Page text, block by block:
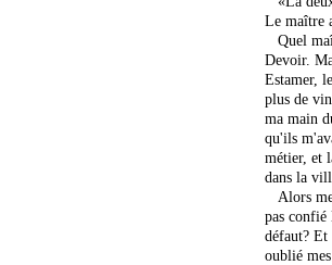
Le maître
Quel
Devoir.
Estamer,
plus de
ma main
qu'ils
métier, et
dans la
Alors
pas
défaut? Et
oublié